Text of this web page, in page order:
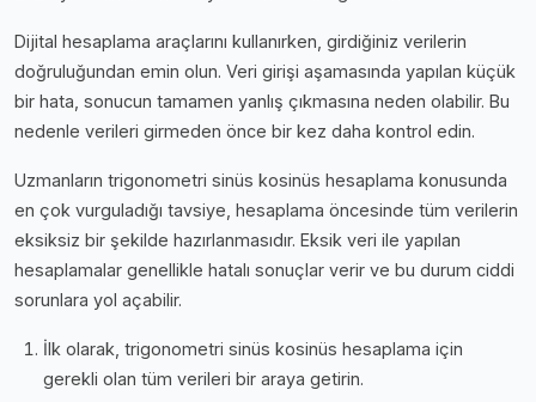
Dijital hesaplama araçlarını kullanırken, girdiğiniz verilerin
doğruluğundan emin olun. Veri girişi aşamasında yapılan küçük
bir hata, sonucun tamamen yanlış çıkmasına neden olabilir. Bu
nedenle verileri girmeden önce bir kez daha kontrol edin.
Uzmanların trigonometri sinüs kosinüs hesaplama konusunda
en çok vurguladığı tavsiye, hesaplama öncesinde tüm verilerin
eksiksiz bir şekilde hazırlanmasıdır. Eksik veri ile yapılan
hesaplamalar genellikle hatalı sonuçlar verir ve bu durum ciddi
sorunlara yol açabilir.
İlk olarak, trigonometri sinüs kosinüs hesaplama için
gerekli olan tüm verileri bir araya getirin.